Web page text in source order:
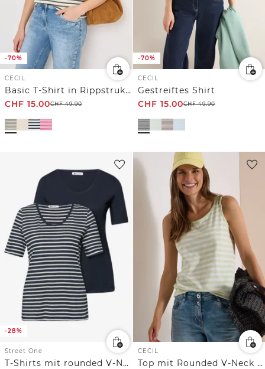
-70%
CECIL
Basic T-Shirt in Rippstruktur
CHF 15.00CHF49.90
-70%
CECIL
Gestreiftes Shirt
CHF 15.00CHF49.90
-28%
Street One
T-Shirts mit rounded V-Neck im 2er-Pack
CECIL
Top mit Rounded V-Neck und Streifen